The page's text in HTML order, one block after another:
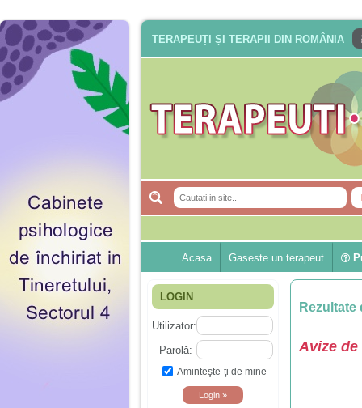
TERAPEUȚI ȘI TERAPII DIN ROMÂNIA
Acasa Gaseste un terapeut
LOGIN
Utilizator:
Parolă:
Aminteşte-ţi de mine
Rezultate
Avize